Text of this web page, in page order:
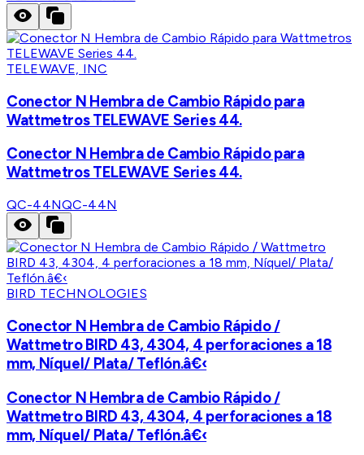
TELEWAVE, INC
Conector N Hembra de Cambio Rápido para
Wattmetros TELEWAVE Series 44.
Conector N Hembra de Cambio Rápido para
Wattmetros TELEWAVE Series 44.
QC-44NQC-44N
BIRD TECHNOLOGIES
Conector N Hembra de Cambio Rápido /
Wattmetro BIRD 43, 4304, 4 perforaciones a 18
mm, Níquel/ Plata/ Teflón.â€‹
Conector N Hembra de Cambio Rápido /
Wattmetro BIRD 43, 4304, 4 perforaciones a 18
mm, Níquel/ Plata/ Teflón.â€‹